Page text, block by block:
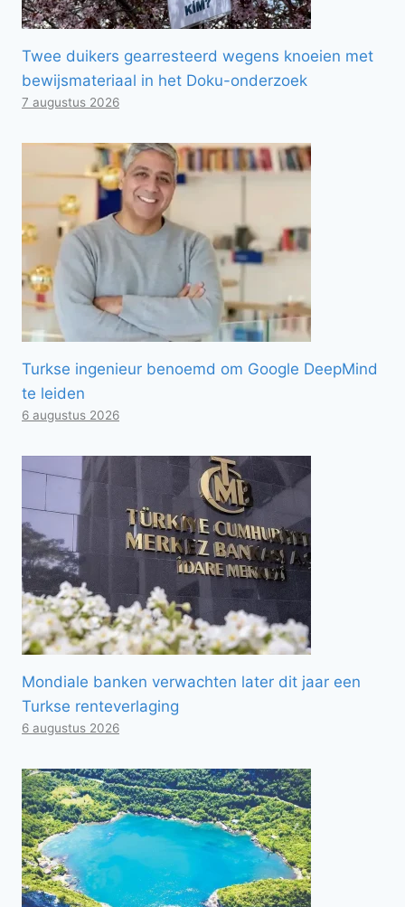
Twee duikers gearresteerd wegens knoeien met
bewijsmateriaal in het Doku-onderzoek
7 augustus 2026
Turkse ingenieur benoemd om Google DeepMind
te leiden
6 augustus 2026
Mondiale banken verwachten later dit jaar een
Turkse renteverlaging
6 augustus 2026